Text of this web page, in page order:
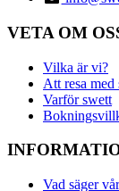
VETA OM
Vilka är vi?
Att resa med
Varför swett
Vad säger